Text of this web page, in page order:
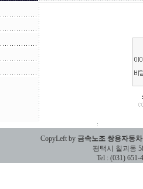
CopyLeft by 금속노조 쌍용자동
평택시 칠괴동 588-2
Tel : (031) 651-